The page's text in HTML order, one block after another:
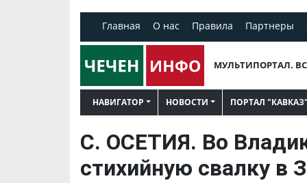
Главная О нас Правила Партнеры
МУЛЬТИПОРТАЛ.
НАВИГАТОР НОВОСТИ ПОРТАЛ "КАВКАЗ"
С. ОСЕТИЯ. Во
стихийную свалку в